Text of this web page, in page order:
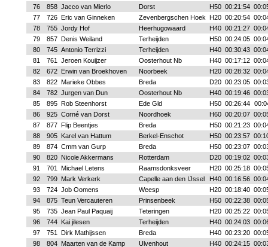
76
858 Jacco van Mierlo Dorst H50 00:21:54
77
726 Eric van Ginneken Zevenbergschen Hoek H20 00:20:54
78
755 Jordy Hof Heerhugowaard H40 00:21:27
79
857 Denis Weiland Terheijden H50 00:24:05
80
745 Antonio Terrizzi Terheijden H40 00:30:43
81
761 Jeroen Kouijzer Oosterhout Nb H40 00:17:12
82
672 Erwin van Broekhoven Noorbeek H20 00:28:32
83
822 Marieke Obbes Breda D20 00:23:05
84
782 Jurgen van Dun Oosterhout Nb H40 00:19:46
85
895 Rob Steenhorst Ede Gld H50 00:26:44
86
925 Corné van Dorst Noordhoek H60 00:20:07
87
877 Flip Beentjes Breda H50 00:21:23
88
905 Karel van Hattum Berkel-Enschot H50 00:23:57
89
874 Cmm van Gurp Breda H50 00:23:07
90
820 Nicole Akkermans Rotterdam D20 00:19:02
91
701 Michael Letens Raamsdonksveer H20 00:25:18
92
799 Mark Verkerk Capelle aan den IJssel H40 00:16:56
93
724 Job Oomens Weesp H20 00:18:40
94
875 Teun Vercauteren Prinsenbeek H50 00:22:38
95
735 Jean Paul Paquaij Teteringen H20 00:25:22
96
744 Kai jilesen Terheijden H40 00:24:03
97
751 Dirk Mathijssen Breda H40 00:23:20
98
804 Maarten van de Kamp Ulvenhout H40 00:24:15